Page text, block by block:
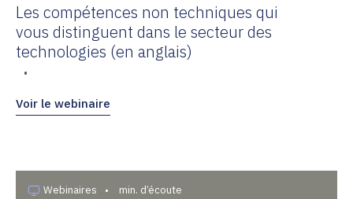
Les compétences non techniques qui
vous distinguent dans le secteur des
technologies (en anglais)
•
Voir le webinaire
Webinaires • min. d’écoute